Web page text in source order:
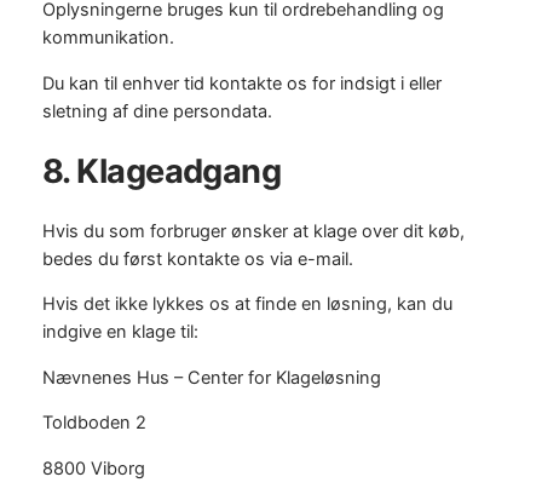
Oplysningerne bruges kun til ordrebehandling og
kommunikation.
Du kan til enhver tid kontakte os for indsigt i eller
sletning af dine persondata.
8. Klageadgang
Hvis du som forbruger ønsker at klage over dit køb,
bedes du først kontakte os via e-mail.
Hvis det ikke lykkes os at finde en løsning, kan du
indgive en klage til:
Nævnenes Hus – Center for Klageløsning
Toldboden 2
8800 Viborg